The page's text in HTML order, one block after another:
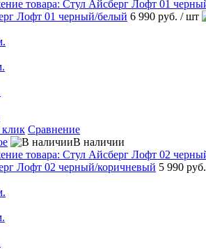
Лофт 01 черный/белый 6 990 руб. / шт
Сравнение
В наличии
Лофт 02 черный/коричневый 5 990 руб.